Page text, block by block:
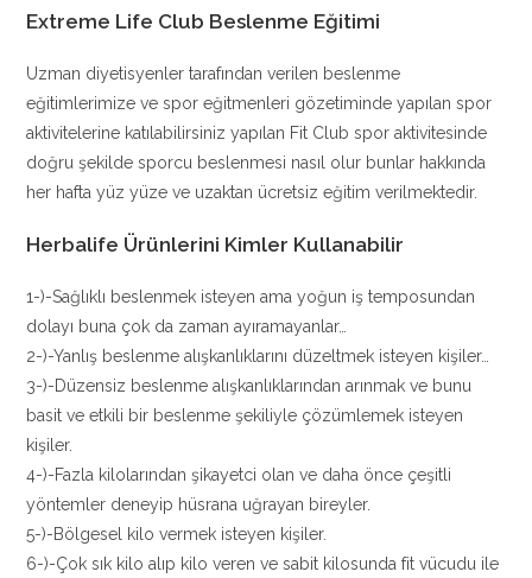
Extreme Life Club Beslenme Eğitimi
Uzman diyetisyenler tarafından verilen beslenme
eğitimlerimize ve spor eğitmenleri gözetiminde yapılan spor
aktivitelerine katılabilirsiniz yapılan Fit Club spor aktivitesinde
doğru şekilde sporcu beslenmesi nasıl olur bunlar hakkında
her hafta yüz yüze ve uzaktan ücretsiz eğitim verilmektedir.
Herbalife Ürünlerini Kimler Kullanabilir
1-)-Sağlıklı beslenmek isteyen ama yoğun iş temposundan
dolayı buna çok da zaman ayıramayanlar…
2-)-Yanlış beslenme alışkanlıklarını düzeltmek isteyen kişiler…
3-)-Düzensiz beslenme alışkanlıklarından arınmak ve bunu
basit ve etkili bir beslenme şekiliyle çözümlemek isteyen
kişiler.
4-)-Fazla kilolarından şikayetci olan ve daha önce çeşitli
yöntemler deneyip hüsrana uğrayan bireyler.
5-)-Bölgesel kilo vermek isteyen kişiler.
6-)-Çok sık kilo alıp kilo veren ve sabit kilosunda fit vücudu ile